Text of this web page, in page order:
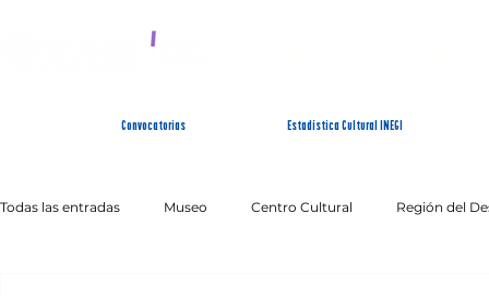
Convocatorias Estadística Cultural INEGI
Todas las entradas Museo Centro Cultural Región del